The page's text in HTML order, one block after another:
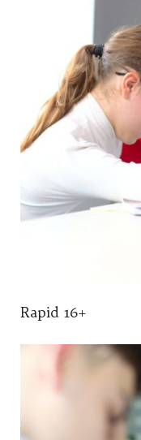
Rapid 16+